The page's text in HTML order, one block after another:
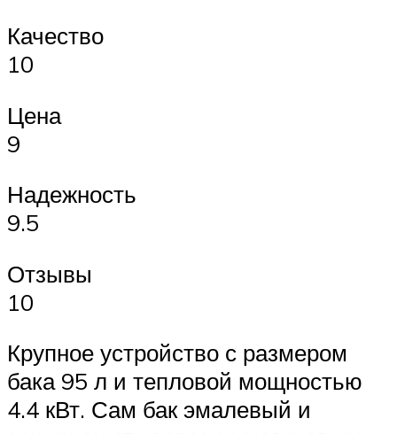
Качество
10
Цена
9
Надежность
9.5
Отзывы
10
Крупное устройство с размером
бака 95 л и тепловой мощностью
4.4 кВт. Сам бак эмалевый и